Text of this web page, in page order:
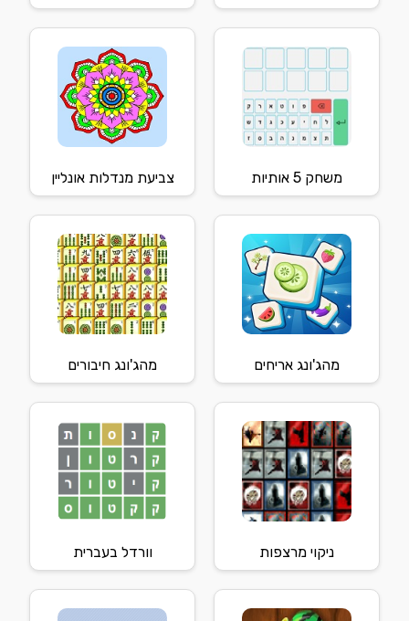
משחק 5 אותיות צביעת מנדלות אונליין
מהג'ונג אריחים מהג'ונג חיבורים
ניקוי מרצפות וורדל בעברית